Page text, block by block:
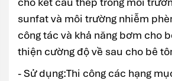
sunfat và môi trường nhiễm
công tác và khả năng bơm cho
thiện cường độ về sau cho bê
- Sử dụng:Thi công các hạng